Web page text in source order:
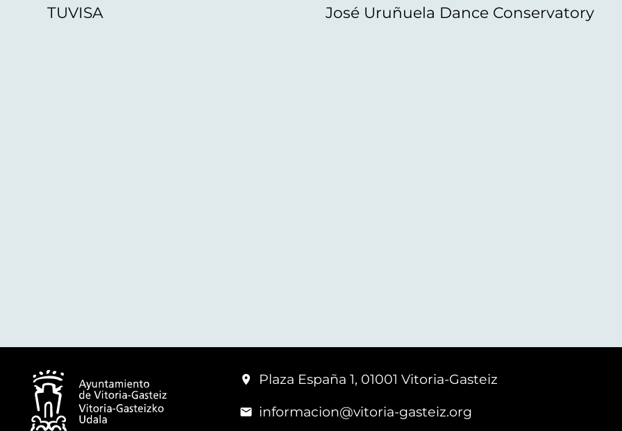
TUVISA
José Uruñuela Dance Conservatory
Plaza España 1, 01001 Vitoria-Gasteiz
informacion@vitoria-gasteiz.org